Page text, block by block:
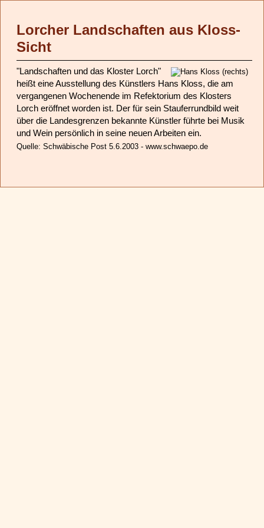
Lorcher Landschaften aus Kloss-
Sicht
"Landschaften und das Kloster Lorch"
heißt eine Ausstellung des Künstlers Hans Kloss, die am
vergangenen Wochenende im Refektorium des Klosters
Lorch eröffnet worden ist. Der für sein Stauferrundbild weit
über die Landesgrenzen bekannte Künstler führte bei Musik
und Wein persönlich in seine neuen Arbeiten ein.
Quelle: Schwäbische Post 5.6.2003 - www.schwaepo.de